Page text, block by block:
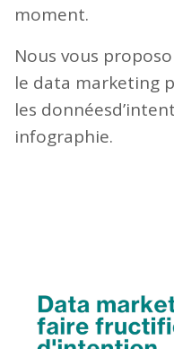
moment.
Nous vous
le data marketing
les
infographie.